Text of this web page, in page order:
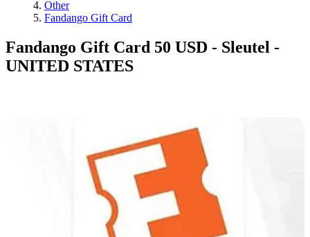
Other
Fandango Gift Card
Fandango Gift Card 50 USD - Sleutel -
UNITED STATES